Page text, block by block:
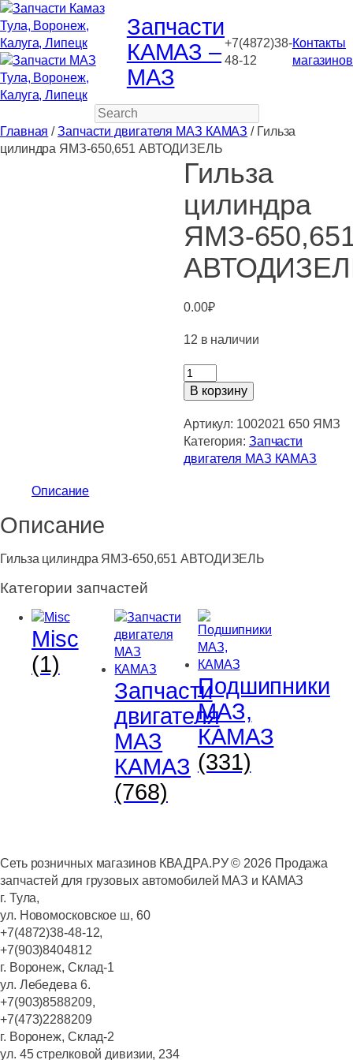
Запчасти
КАМАЗ –
МАЗ
+7(4872)38-
48-12
Контакты
магазинов
Search
Главная /Запчасти двигателя МАЗ КАМАЗ / Гильза
цилиндра ЯМЗ-650,651 АВТОДИЗЕЛЬ
Гильза
цилиндра
ЯМЗ-
0.00₽
12 в наличии
Количество
товара
цилиндра
ЯМЗ-650,651
АВТОДИЗЕЛЬ
В корзину
Артикул: 1002021 650 ЯМЗ
Категория: Запчасти
двигателя МАЗ КАМАЗ
Описание
Описание
Гильза цилиндра ЯМЗ-650,651 АВТОДИЗЕЛЬ
Категории запчастей
Misc
(1)
Запчасти
двигателя
МАЗ
КАМАЗ
(768)
Подшипники
МАЗ,
КАМАЗ
(331)
Сеть розничных магазинов КВАДРА.РУ © 2026Продажа
запчастей для грузовых автомобилей МАЗ и КАМАЗ
г. Тула,
ул. Новомосковское ш, 60
+7(4872)38-48-12,
+7(903)8404812
г. Воронеж, Склад-1
ул. Лебедева 6.
+7(903)8588209,
+7(473)2288209
г. Воронеж, Склад-2
ул. 45 стрелковой дивизии, 234